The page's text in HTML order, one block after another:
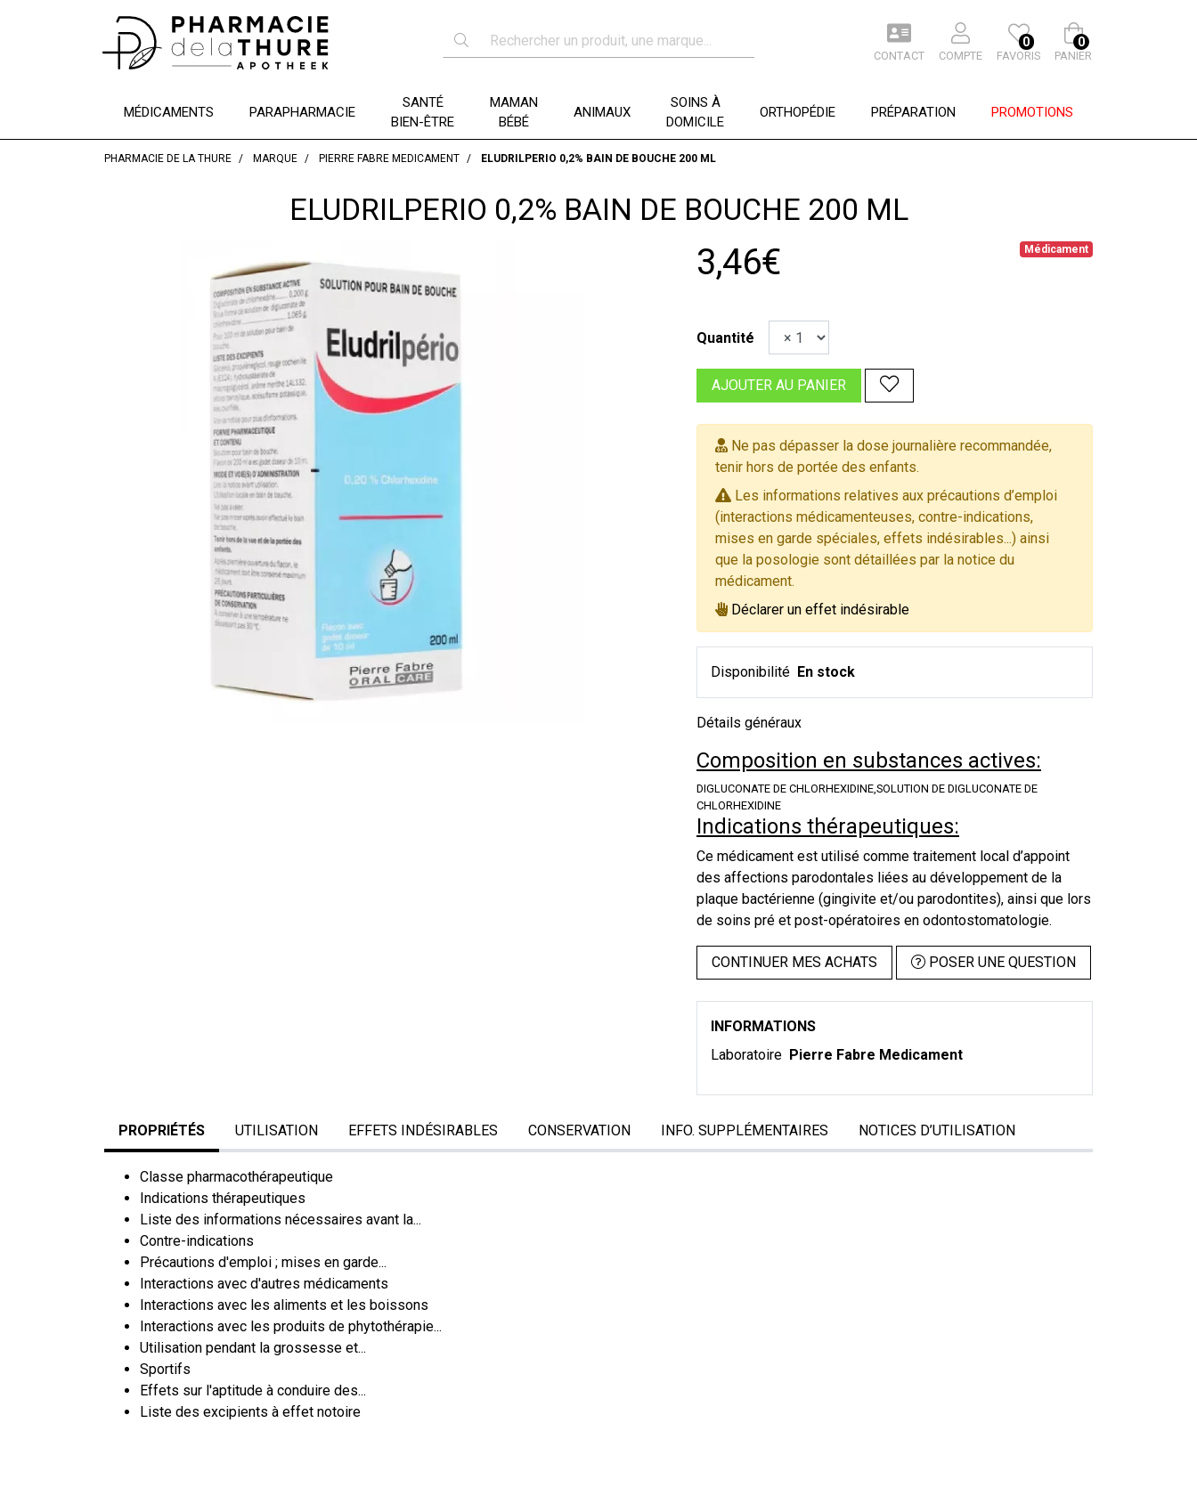
CONTACT COMPTE FAVORIS
0
PANIER
0
MÉDICAMENTS PARAPHARMACIE
SANTÉ
BIEN-ÊTRE
MAMAN
BÉBÉ
ANIMAUX
SOINS À
DOMICILE
ORTHOPÉDIE PRÉPARATION PROMOTIONS
PHARMACIE DE LA THURE MARQUE PIERRE FABRE MEDICAMENT ELUDRILPERIO 0,2% BAIN DE BOUCHE 200 ML
ELUDRILPERIO 0,2% BAIN DE BOUCHE 200 ML
Médicament
3,46€
Quantité
AJOUTER AU PANIER
Ne pas dépasser la dose journalière recommandée,
tenir hors de portée des enfants.
Les informations relatives aux précautions d’emploi
(interactions médicamenteuses, contre-indications,
mises en garde spéciales, effets indésirables...) ainsi
que la posologie sont détaillées par la notice du
médicament.
Déclarer un effet indésirable
Disponibilité En stock
Détails généraux
Composition en substances actives:
DIGLUCONATE DE CHLORHEXIDINE,SOLUTION DE DIGLUCONATE DE
CHLORHEXIDINE
Indications thérapeutiques:
Ce médicament est utilisé comme traitement local d’appoint
des affections parodontales liées au développement de la
plaque bactérienne (gingivite et/ou parodontites), ainsi que lors
de soins pré et post-opératoires en odontostomatologie.
CONTINUER MES ACHATS POSER UNE QUESTION
INFORMATIONS
Laboratoire Pierre Fabre Medicament
PROPRIÉTÉS UTILISATION EFFETS INDÉSIRABLES CONSERVATION INFO. SUPPLÉMENTAIRES NOTICES D’UTILISATION
Classe pharmacothérapeutique
Indications thérapeutiques
Liste des informations nécessaires avant la...
Contre-indications
Précautions d'emploi ; mises en garde...
Interactions avec d'autres médicaments
Interactions avec les aliments et les boissons
Interactions avec les produits de phytothérapie...
Utilisation pendant la grossesse et...
Sportifs
Effets sur l'aptitude à conduire des...
Liste des excipients à effet notoire